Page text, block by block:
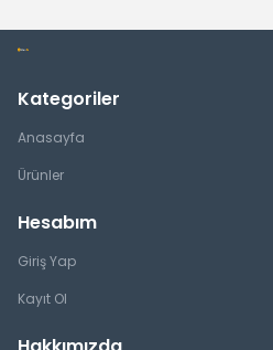
Kategoriler
Anasayfa
Ürünler
Hesabım
Giriş Yap
Kayıt Ol